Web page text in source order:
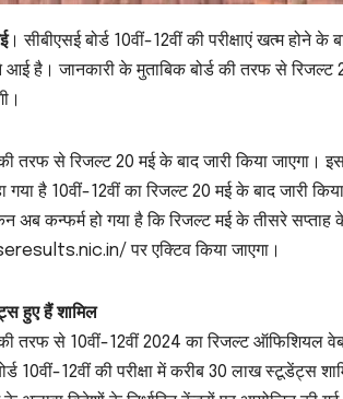
। सीबीएसई बोर्ड 10वीं-12वीं की परीक्षाएं खत्म
आई है। जानकारी के मुताबिक बोर्ड की तरफ से
की तरफ से रिजल्ट 20 मई के बाद जारी किया जाएगा।
गया है 10वीं-12वीं का रिजल्ट 20 मई के बाद जारी
अब कन्फर्म हो गया है कि रिजल्ट मई के तीसरे सप्ताह
पर एक्टिव किया जाएगा।
हुए हैं शामिल
की तरफ से 10वीं-12वीं 2024 का रिजल्ट ऑफिशियल
10वीं-12वीं की परीक्षा में करीब 30 लाख स्टूडेंट्स